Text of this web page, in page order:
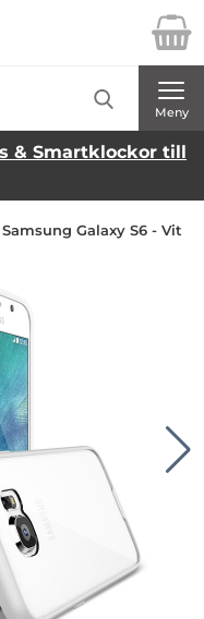
Telecom AB
Meny
& Smartklockor till
Galaxy S6 - Vit